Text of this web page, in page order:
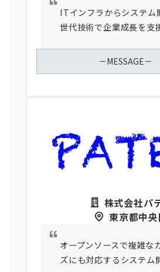
ITインフラからシステム
世代技術で企業成長を支
－MESSAGE－
株式会社パ
東京都中
オープンソースで複雑な
ズにも対応するシステム